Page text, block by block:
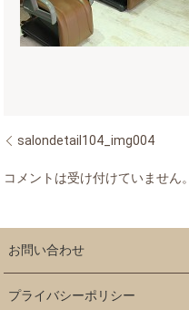
salondetail104_img004
コメントは受け付けていません。
お問い合わせ
プライバシーポリシー